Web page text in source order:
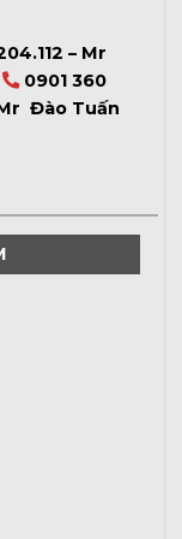
– Mr
0901 360
Đào Tuấn